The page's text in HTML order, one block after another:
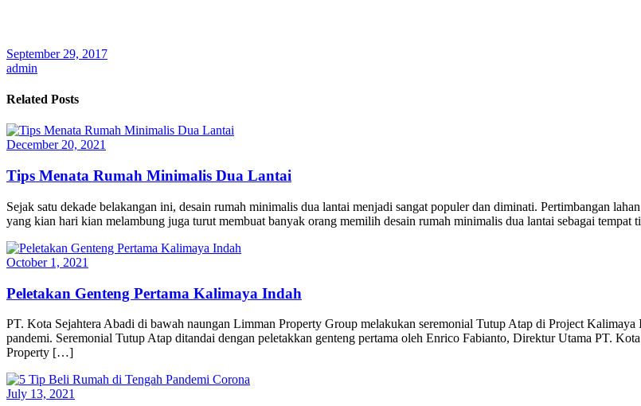
September 29, 2017
admin
Related Posts
December 20, 2021
Tips Menata Rumah Minimalis Dua Lantai
Sejak satu dekade belakangan ini, desain rumah minimalis dua lantai menjadi sangat populer dan diminati. Pertimbangan
yang kian hari kian melambung juga turut membuat banyak orang memilih desain rumah minimalis dua lantai sebagai
October 1, 2021
Peletakan Genteng Pertama Kalimaya Indah
PT. Kota Sejahtera Abadi di bawah naungan Limman Property Group melakukan seremonial Tutup Atap di Project
pandemi. Seremonial Tutup Atap ditandai dengan peletakkan genteng pertama oleh Enrico Fabianto, Direktur Utama PT.
Property […]
July 13, 2021